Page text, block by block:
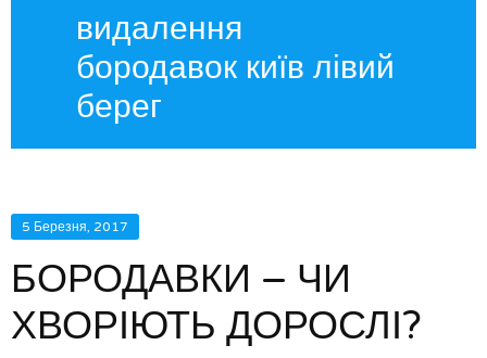
видалення
бородавок київ лівий
берег
5 Березня, 2017
БОРОДАВКИ – ЧИ
ХВОРІЮТЬ ДОРОСЛІ?